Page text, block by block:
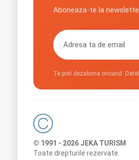
Aboneaza-te la
Te poti dezabona oricand.
© 1991 - 2026 JEKA TURISM
Toate drepturile rezervate.